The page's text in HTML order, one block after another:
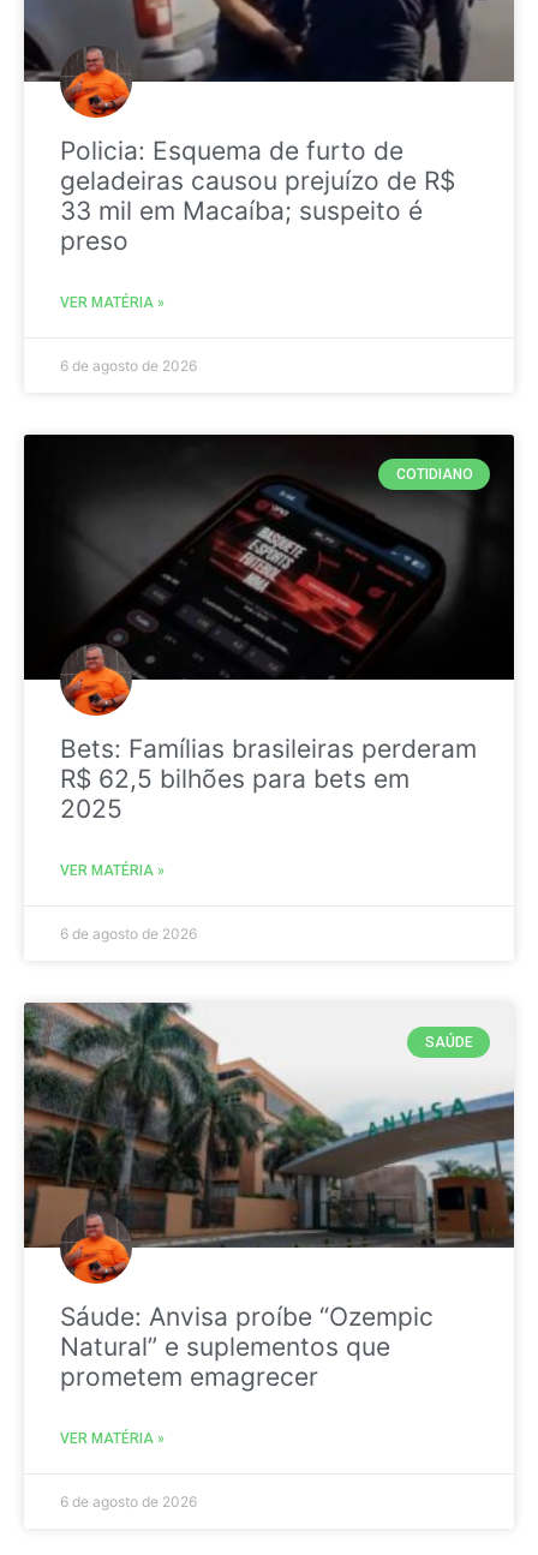
Policia: Esquema de furto de
geladeiras causou prejuízo de R$
33 mil em Macaíba; suspeito é
preso
VER MATÉRIA »
6 de agosto de 2026
COTIDIANO
Bets: Famílias brasileiras perderam
R$ 62,5 bilhões para bets em
2025
VER MATÉRIA »
6 de agosto de 2026
SAÚDE
Sáude: Anvisa proíbe “Ozempic
Natural” e suplementos que
prometem emagrecer
VER MATÉRIA »
6 de agosto de 2026